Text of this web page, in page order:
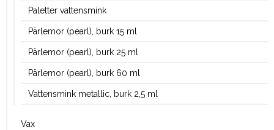
Paletter vattensmink
Pärlemor (pearl), burk 15 ml
Pärlemor (pearl), burk 25 ml
Pärlemor (pearl), burk 60 ml
Vattensmink metallic, burk 2,5 ml
Vax